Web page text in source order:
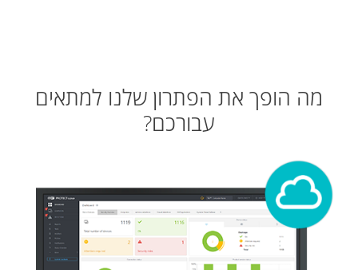
מה הופך את הפתרון שלנו למתאים
עבורכם?